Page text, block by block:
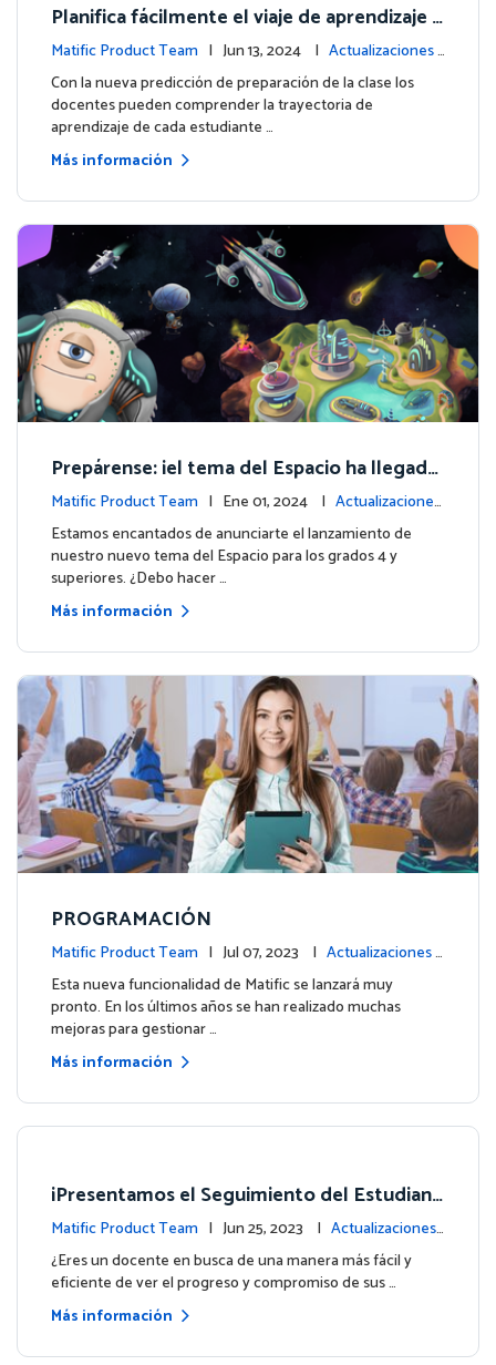
Planifica fácilmente el viaje de aprendizaje d
e cada estudiante con la nueva predicción d
e preparación de la clase
Matific Product Team | Jun 13, 2024 | Actualizaciones
de contenido
Con la nueva predicción de preparación de la clase los
docentes pueden comprender la trayectoria de
aprendizaje de cada estudiante …
Más información
Prepárense: ¡el tema del Espacio ha llegado
para los grados 4 y superiores!
Matific Product Team | Ene 01, 2024 | Actualizaciones
de la plataforma
Estamos encantados de anunciarte el lanzamiento de
nuestro nuevo tema del Espacio para los grados 4 y
superiores. ¿Debo hacer …
Más información
PROGRAMACIÓN
Matific Product Team | Jul 07, 2023 | Actualizaciones d
e la plataforma
Esta nueva funcionalidad de Matific se lanzará muy
pronto. En los últimos años se han realizado muchas
mejoras para gestionar …
Más información
¡Presentamos el Seguimiento del Estudiant
e en tu menú de Inicio!
Matific Product Team | Jun 25, 2023 | Actualizaciones
de la plataforma
¿Eres un docente en busca de una manera más fácil y
eficiente de ver el progreso y compromiso de sus …
Más información